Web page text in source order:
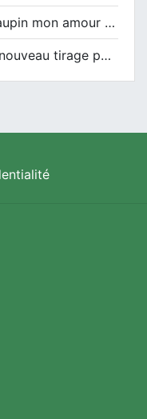
« Saupin mon amour » au salon du livre de Trentemoult
Un nouveau tirage pour le Docu-BD